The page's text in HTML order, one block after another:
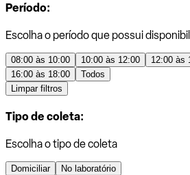
Período:
Escolha o período que possui
08:00 às 10:00 10:00 às 12:00 12:00 às
16:00 às 18:00
Todos
Limpar filtros
Tipo de coleta:
Escolha o tipo de coleta
Domiciliar No laboratório